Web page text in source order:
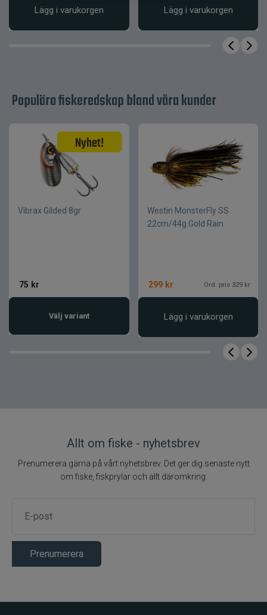
Stort jerkbait med bred glidande
rörelse
Mångsidigt bete för olika fisketekniker
Produktfakta
Egenskap
Flytkraft
Sinking
Fiskedjup
Konstruktion
Hårdbete i plast
Bred, glidande sida-
Lägg i varukorgen Lägg i varukorgen
Populära fiskeredskap bland våra kunder
Vibrax Gilded 8gr
75 kr
Välj variant
Westin MonsterFly SS
22cm/44g Gold Rain
299 kr Ord. pris 329 kr
Lägg i varukorgen
Allt om fiske - nyhetsbrev
Prenumerera gärna på vårt nyhetsbrev. Det ger dig senaste nytt
om fiske, fiskprylar och allt däromkring.
Prenumerera